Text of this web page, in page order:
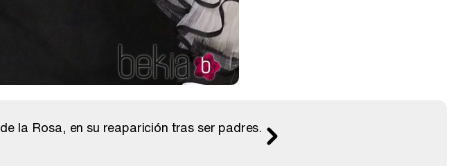
la Rosa, en su reaparición tras ser padres.